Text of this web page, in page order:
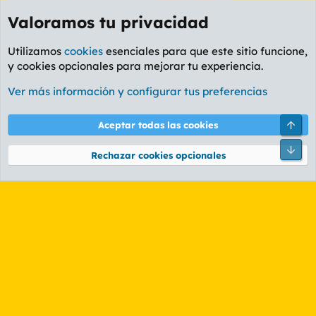
Etiquetas
Cookies
PL OLDSTYLE AMARILLO
Términos y reglas Política de privacidad Ayuda
Community platform by XenForo® © 2010-2026 XenForo Ltd.
Valoramos tu privacidad
Utilizamos cookies esenciales para que este sitio funcione,
y cookies opcionales para mejorar tu experiencia.
Ver más información y configurar tus preferencias
Aceptar todas las cookies
Rechazar cookies opcionales
Pie